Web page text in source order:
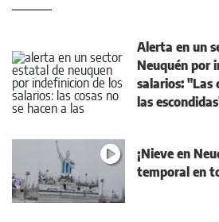
Alerta en un
Neuquén por
salarios: "Las
las
¡Nieve en
temporal en